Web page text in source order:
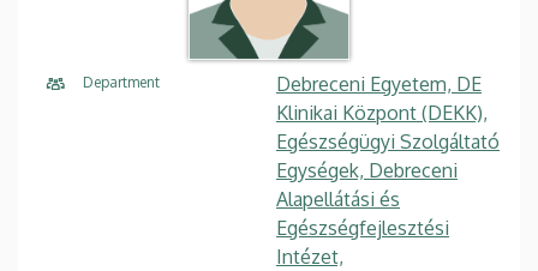
Department
Debreceni Egyetem, DE
Klinikai Központ (DEKK),
Egészségügyi Szolgáltató
Egységek, Debreceni
Alapellátási és
Egészségfejlesztési
Intézet,